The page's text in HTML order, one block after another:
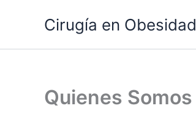
Cirugía en Obesidad
Quienes Somos